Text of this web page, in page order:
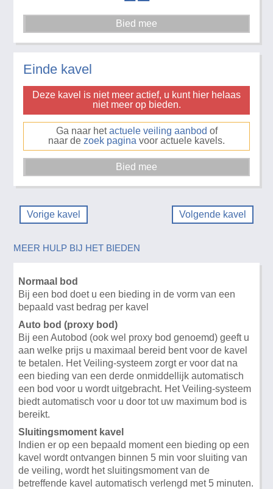
Einde kavel
Deze kavel is niet meer actief, u kunt hier helaas
niet meer op bieden.
Ga naar hetactuele veiling aanbod of
naar de zoek pagina voor actuele kavels.
Vorige kavel Volgende kavel
MEER HULP BIJ HET BIEDEN
Normaal bod
Bij een bod doet u een bieding in de vorm van een
bepaald vast bedrag per kavel
Auto bod (proxy bod)
Bij een Autobod (ook wel proxy bod genoemd) geeft u
aan welke prijs u maximaal bereid bent voor de kavel
te betalen. Het Veiling-systeem zorgt er voor dat na
een bieding van een derde onmiddellijk automatisch
een bod voor u wordt uitgebracht. Het Veiling-systeem
biedt automatisch voor u door tot uw maximum bod is
bereikt.
Sluitingsmoment kavel
Indien er op een bepaald moment een bieding op een
kavel wordt ontvangen binnen 5 min voor sluiting van
de veiling, wordt het sluitingsmoment van de
betreffende kavel automatisch verlengd met 5 minuten.